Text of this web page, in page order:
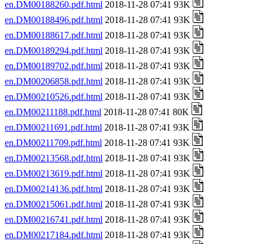
en.DM00188260.pdf.html 2018-11-28 07:41 93K
en.DM00188496.pdf.html 2018-11-28 07:41 93K
en.DM00188617.pdf.html 2018-11-28 07:41 93K
en.DM00189294.pdf.html 2018-11-28 07:41 93K
en.DM00189702.pdf.html 2018-11-28 07:41 93K
en.DM00206858.pdf.html 2018-11-28 07:41 93K
en.DM00210526.pdf.html 2018-11-28 07:41 93K
en.DM00211188.pdf.html 2018-11-28 07:41 80K
en.DM00211691.pdf.html 2018-11-28 07:41 93K
en.DM00211709.pdf.html 2018-11-28 07:41 93K
en.DM00213568.pdf.html 2018-11-28 07:41 93K
en.DM00213619.pdf.html 2018-11-28 07:41 93K
en.DM00214136.pdf.html 2018-11-28 07:41 93K
en.DM00215061.pdf.html 2018-11-28 07:41 93K
en.DM00216741.pdf.html 2018-11-28 07:41 93K
en.DM00217184.pdf.html 2018-11-28 07:41 93K